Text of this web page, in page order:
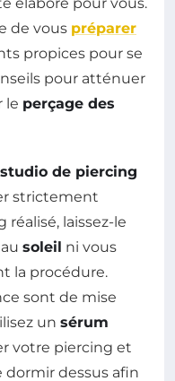
élaboré pour vous.
de vous préparer
propices pour se
pour atténuer
le perçage des
studio de piercing
strictement
réalisé, laissez-le
soleil ni vous
la procédure.
sont de mise
un sérum
votre piercing et
dessus afin